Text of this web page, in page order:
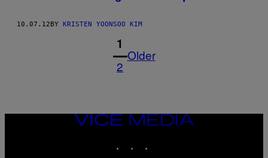
10.07.12BY KRISTEN YOONSOO KIM
1
2
Older
VICE
MEDIA